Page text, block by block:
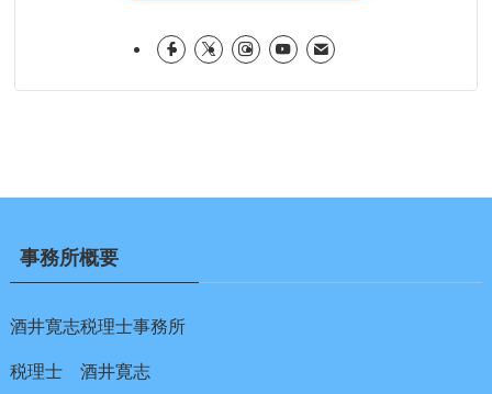
事務所概要
酒井寛志税理士事務所
税理士 酒井寛志